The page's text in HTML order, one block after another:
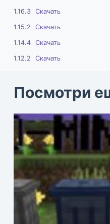
1.16.3 Скачать
1.15.2 Скачать
1.14.4 Скачать
1.12.2 Скачать
Посмотри